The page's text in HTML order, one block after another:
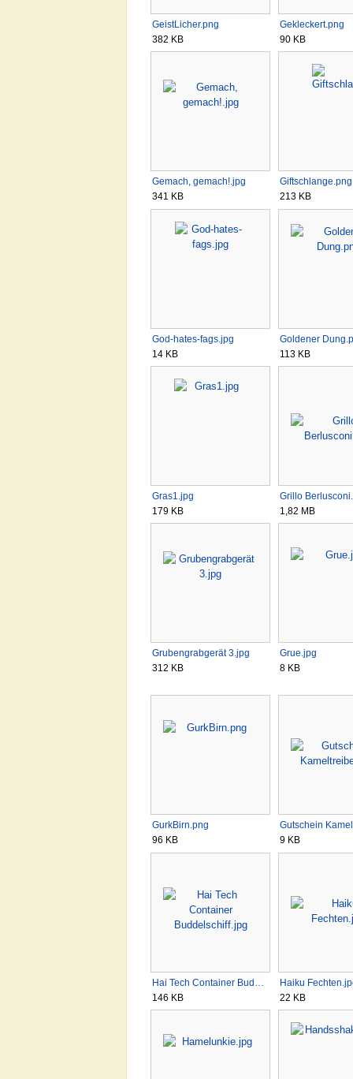
GeistLicher.png
382 KB
Gekleckert.png
90 KB
Gemach, gemach!.jpg
341 KB
Giftschlange.png
213 KB
God-hates-fags.jpg
14 KB
Goldener
113 KB
Gras1.jpg
179 KB
Grillo
1,82 MB
Grubengrabgerät 3.jpg
312 KB
Grue.jpg
8 KB
GurkBirn.png
96 KB
Gutschein
9 KB
Hai Tech Container Bud…
146 KB
Haiku
22 KB